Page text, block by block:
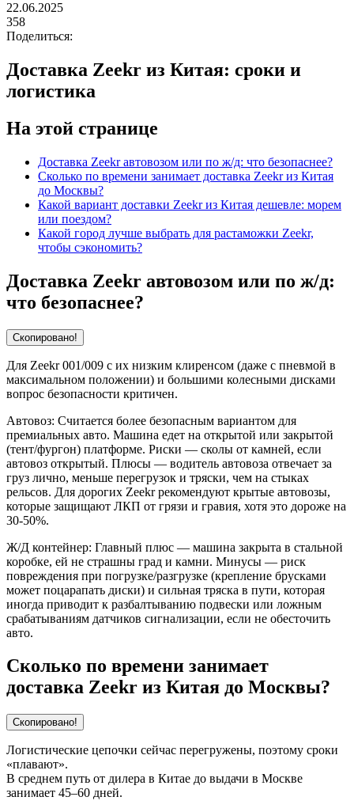
22.06.2025
358
Поделиться:
Доставка Zeekr из Китая: сроки и
логистика
На этой странице
Доставка Zeekr автовозом или по ж/д: что безопаснее?
Сколько по времени занимает доставка Zeekr из Китая
до Москвы?
Какой вариант доставки Zeekr из Китая дешевле: морем
или поездом?
Какой город лучше выбрать для растаможки Zeekr,
чтобы сэкономить?
Доставка Zeekr автовозом или по ж/д:
что безопаснее?
Скопировано!
Для Zeekr 001/009 с их низким клиренсом (даже с пневмой в
максимальном положении) и большими колесными дисками
вопрос безопасности критичен.
Автовоз: Считается более безопасным вариантом для
премиальных авто. Машина едет на открытой или закрытой
(тент/фургон) платформе. Риски — сколы от камней, если
автовоз открытый. Плюсы — водитель автовоза отвечает за
груз лично, меньше перегрузок и тряски, чем на стыках
рельсов. Для дорогих Zeekr рекомендуют крытые автовозы,
которые защищают ЛКП от грязи и гравия, хотя это дороже на
30-50%.
Ж/Д контейнер: Главный плюс — машина закрыта в стальной
коробке, ей не страшны град и камни. Минусы — риск
повреждения при погрузке/разгрузке (крепление брусками
может поцарапать диски) и сильная тряска в пути, которая
иногда приводит к разбалтыванию подвески или ложным
срабатываниям датчиков сигнализации, если не обесточить
авто.
Сколько по времени занимает
доставка Zeekr из Китая до Москвы?
Скопировано!
Логистические цепочки сейчас перегружены, поэтому сроки
«плавают».
В среднем путь от дилера в Китае до выдачи в Москве
занимает 45–60 дней.